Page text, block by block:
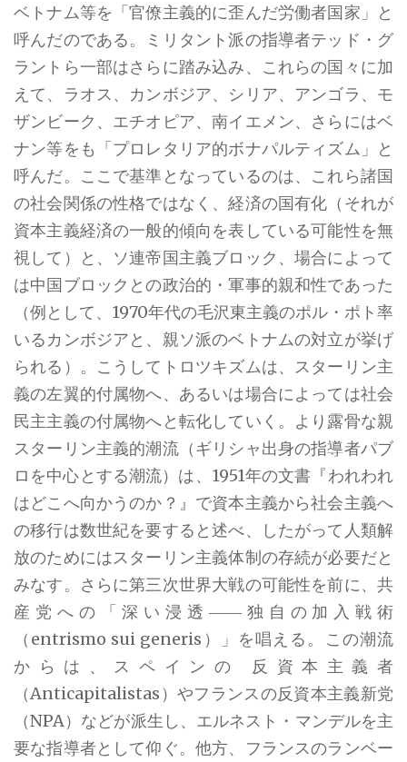
ベトナム等を「官僚主義的に歪んだ労働者国家」と
呼んだのである。ミリタント派の指導者テッド・グ
ラントら一部はさらに踏み込み、これらの国々に加
えて、ラオス、カンボジア、シリア、アンゴラ、モ
ザンビーク、エチオピア、南イエメン、さらにはベ
ナン等をも「プロレタリア的ボナパルティズム」と
呼んだ。ここで基準となっているのは、これら諸国
の社会関係の性格ではなく、経済の国有化（それが
資本主義経済の一般的傾向を表している可能性を無
視して）と、ソ連帝国主義ブロック、場合によって
は中国ブロックとの政治的・軍事的親和性であった
（例として、1970年代の毛沢東主義のポル・ポト率
いるカンボジアと、親ソ派のベトナムの対立が挙げ
られる）。こうしてトロツキズムは、スターリン主
義の左翼的付属物へ、あるいは場合によっては社会
民主主義の付属物へと転化していく。より露骨な親
スターリン主義的潮流（ギリシャ出身の指導者パブ
ロを中心とする潮流）は、1951年の文書『われわれ
はどこへ向かうのか？』で資本主義から社会主義へ
の移行は数世紀を要すると述べ、したがって人類解
放のためにはスターリン主義体制の存続が必要だと
みなす。さらに第三次世界大戦の可能性を前に、共
産党への「深い浸透――独自の加入戦術
（entrismo sui generis）」を唱える。この潮流
からは、スペインの 反資本主義者
（Anticapitalistas）やフランスの反資本主義新党
（NPA）などが派生し、エルネスト・マンデルを主
要な指導者として仰ぐ。他方、フランスのランベー